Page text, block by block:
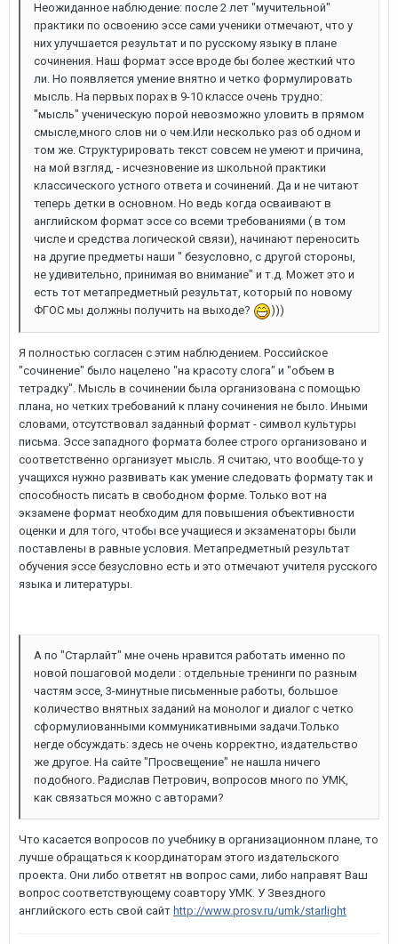
Неожиданное наблюдение: после 2 лет "мучительной"
практики по освоению эссе сами ученики отмечают, что у
них улучшается результат и по русскому языку в плане
сочинения. Наш формат эссе вроде бы более жесткий что
ли. Но появляется умение внятно и четко формулировать
мысль. На первых порах в 9-10 классе очень трудно:
"мысль" ученическую порой невозможно уловить в прямом
смысле,много слов ни о чем.Или несколько раз об одном и
том же. Структурировать текст совсем не умеют и причина,
на мой взгляд, - исчезновение из школьной практики
классического устного ответа и сочинений. Да и не читают
теперь детки в основном. Но ведь когда осваивают в
английском формат эссе со всеми требованиями ( в том
числе и средства логической связи), начинают переносить
на другие предметы наши " безусловно, с другой стороны,
не удивительно, принимая во внимание" и т.д. Может это и
есть тот метапредметный результат, который по новому
ФГОС мы должны получить на выходе?
)))
Я полностью согласен с этим наблюдением. Российское
"сочинение" было нацелено "на красоту слога" и "объем в
тетрадку". Мысль в сочинении была организована с помощью
плана, но четких требований к плану сочинения не было. Иными
словами, отсутствовал заданный формат - символ культуры
письма. Эссе западного формата более строго организовано и
соответственно организует мысль. Я считаю, что вообще-то у
учащихся нужно развивать как умение следовать формату так и
способность писать в свободном форме. Только вот на
экзамене формат необходим для повышения объективности
оценки и для того, чтобы все учащиеся и экзаменаторы были
поставлены в равные условия. Метапредметный результат
обучения эссе безусловно есть и это отмечают учителя русского
языка и литературы.
А по "Старлайт" мне очень нравится работать именно по
новой пошаговой модели : отдельные тренинги по разным
частям эссе, 3-минутные письменные работы, большое
количество внятных заданий на монолог и диалог с четко
сформулиованными коммуникативными задачи.Только
негде обсуждать: здесь не очень корректно, издательство
же другое. На сайте "Просвещение" не нашла ничего
подобного. Радислав Петрович, вопросов много по УМК,
как связаться можно с авторами?
Что касается вопросов по учебнику в организационном плане, то
лучше обращаться к координаторам этого издательского
проекта. Они либо ответят нв вопрос сами, либо направят Ваш
вопрос соответствующему соавтору УМК. У Звездного
английского есть свой сайт http://www.prosv.ru/umk/starlight